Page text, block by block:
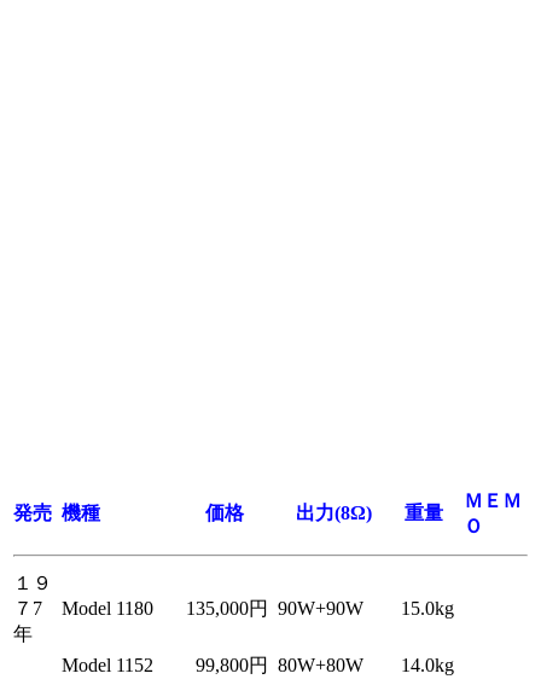
発売 機種 価格 出力(8Ω) 重量
ＭＥＭ
Ｏ
１９
７7
年
Model 1180 135,000円 90W+90W 15.0kg
Model 1152 99,800円 80W+80W
14.0kg